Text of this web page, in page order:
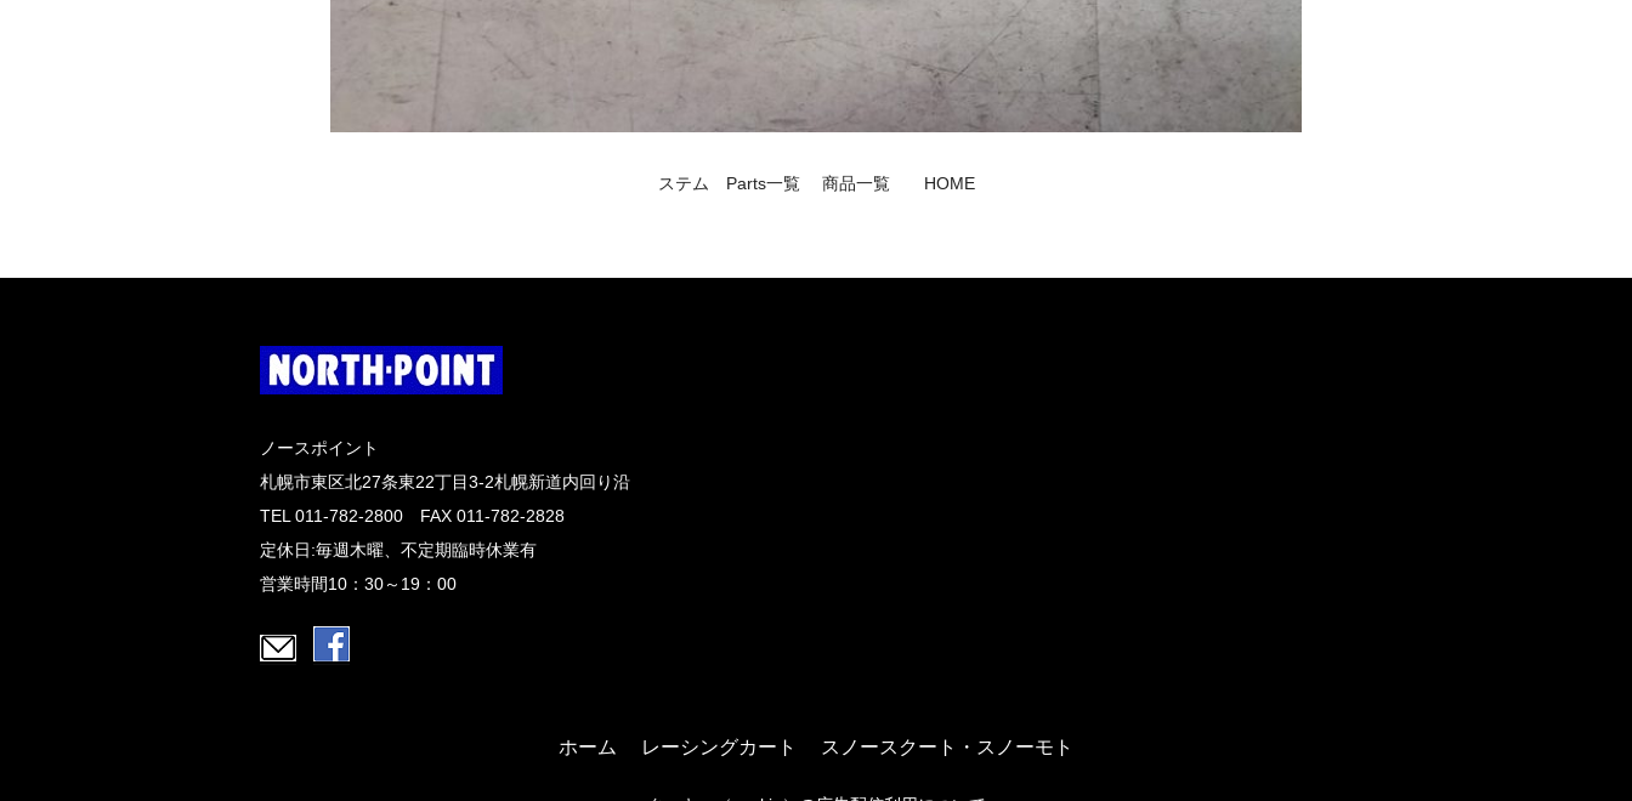
ステム Parts一覧 商品一覧 HOME
ノースポイント
札幌市東区北27条東22丁目3-2札幌新道内回り沿
TEL 011-782-2800 FAX 011-782-2828
定休日:毎週木曜、不定期臨時休業有
営業時間10：30～19：00
ホーム レーシングカート スノースクート・スノーモト